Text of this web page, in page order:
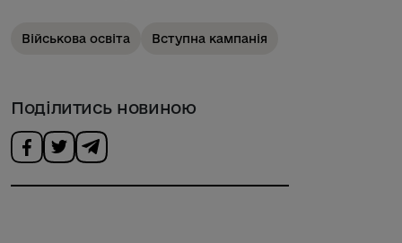
Військова освіта Вступна кампанія
Поділитись новиною